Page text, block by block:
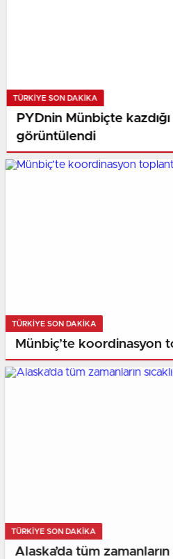
TÜRKIYE SON DAKİKA
PYDnin Münbiçte
görüntülendi​
TÜRKIYE SON DAKİKA
Münbiç’te koordinasyon
TÜRKIYE SON DAKİKA
Alaska’da tüm